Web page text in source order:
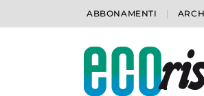
ABBONAMENTI